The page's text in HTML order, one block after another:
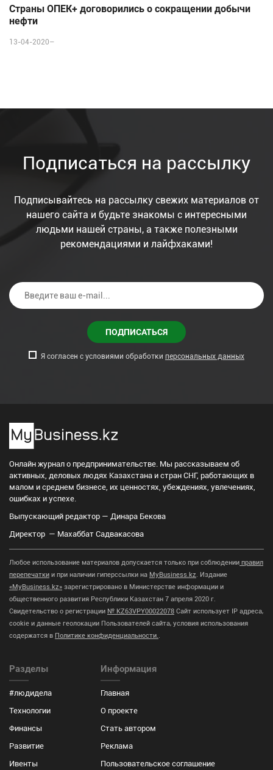
Страны ОПЕК+ договорились о сокращении добычи
нефти
13-04-2020–
Подписаться на рассылку
Подписывайтесь на рассылку свежих материалов от
нашего сайта и будьте знакомы с интересными
людьми нашей страны, а также полезными
рекомендациями и лайфхаками!
ПОДПИСАТЬСЯ
Я согласен с условиями обработки персональных данных
Онлайн журнал о предпринимательстве. Мы рассказываем об
активных, деловых людях Казахстана и стран СНГ, работающих в
малом и среднем бизнесе, их ценностях, убеждениях, увлечениях,
ошибках и успехе.
Выпускающий редактор — Динара Бекова
Директор — Махаббат Садвакасова
Любое использование материалов допускается только при соблюдении правил
перепечатки и при наличии гиперссылки на MyBusiness.kz. Издание
«MyBusiness.kz» зарегистрировано в Министерстве информации и
общественного развития Республики Казахстан 7 апреля 2020 г.
Свидетельство о регистрации № KZ63VPY00022078 Сайт использует IP адреса,
cookie и данные геолокации Пользователей сайта, условия использования
содержатся в Политике конфиденциальности..
Разделы
#людидела
Технологии
Финансы
Развитие
Ивенты
Информация
Главная
О проекте
Стать автором
Реклама
Пользовательское соглашение